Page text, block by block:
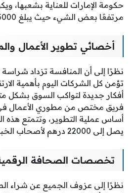
حكومة الإمارات للعناية بشعبها،
مرتفعًا بعض الشيء حيث يبلغ 15000 درهم إماراتي.
أخصائي تطوير الأعمال
نظرًا إلى أن المنافسة تزداد
تؤمن كل الشركات اليوم بأهمية
أفكار جديدة لتواكب السوق بشكل
فريق مختص من مطوري الأعمال
أساس عملية التطوير، وتتمتع هذه
يصل إلى 22000 درهم لأصحاب الخبرة الكبيرة.
تخصصات الصحافة
نظرًا إلى عزوف الجميع عن شراء